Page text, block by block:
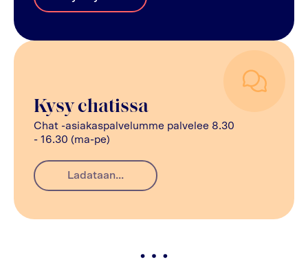
Kysy chatissa
Chat -asiakaspalvelumme palvelee 8.30
- 16.30 (ma-pe)
Ladataan...